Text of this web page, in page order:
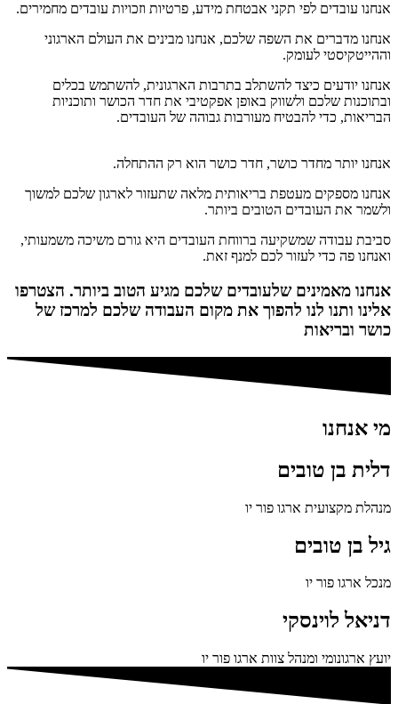
אנחנו עובדים לפי תקני אבטחת מידע, פרטיות וזכויות עובדים מחמירים.
אנחנו מדברים את השפה שלכם, אנחנו מבינים את העולם הארגוני
וההייטקיסטי לעומק.
אנחנו יודעים כיצד להשתלב בתרבות הארגונית, להשתמש בכלים
ובתוכנות שלכם ולשווק באופן אפקטיבי את חדר הכושר ותוכניות
הבריאות, כדי להבטיח מעורבות גבוהה של העובדים.
אנחנו יותר מחדר כושר, חדר כושר הוא רק ההתחלה.
אנחנו מספקים מעטפת בריאותית מלאה שתעזור לארגון שלכם למשוך
ולשמר את העובדים הטובים ביותר.
סביבת עבודה שמשקיעה ברווחת העובדים היא גורם משיכה משמעותי,
ואנחנו פה כדי לעזור לכם למנף זאת.
אנחנו מאמינים שלעובדים שלכם מגיע הטוב ביותר. הצטרפו
אלינו ותנו לנו להפוך את מקום העבודה שלכם למרכז של
כושר ובריאות
מי אנחנו
דלית בן טובים
מנהלת מקצועית ארגו פור יו
גיל בן טובים
מנכל ארגו פור יו
דניאל לוינסקי
יועץ ארגונומי ומנהל צוות ארגו פור יו